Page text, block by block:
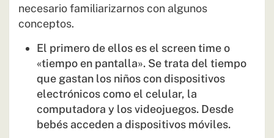
necesario familiarizarnos con algunos
conceptos.
El primero de ellos es el screen time o
«tiempo en pantalla». Se trata del tiempo
que gastan los niños con dispositivos
electrónicos como el celular, la
computadora y los videojuegos. Desde
bebés acceden a dispositivos móviles.